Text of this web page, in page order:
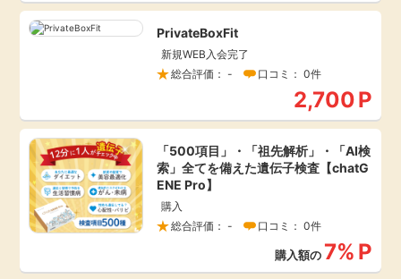
PrivateBoxFit
新規WEB入会完了
総合評価： -
口コミ： 0件
2,700P
「500項目」・「祖先解析」・「AI検
索」全てを備えた遺伝子検査【chatG
ENE Pro】
購入
総合評価： -
口コミ： 0件
購入額の 7% P